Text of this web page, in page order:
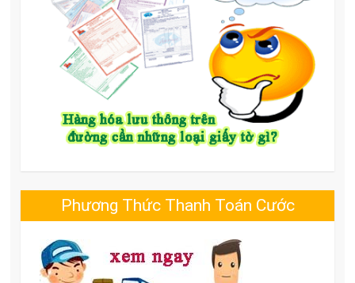
Phương Thức Thanh Toán Cước